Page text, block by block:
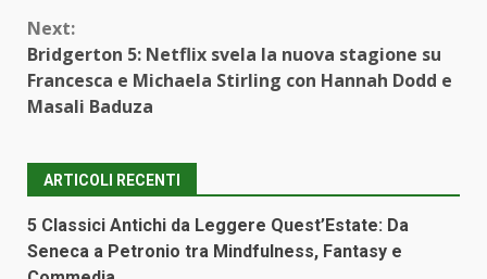
Next:
Bridgerton 5: Netflix svela la nuova stagione su
Francesca e Michaela Stirling con Hannah Dodd e
Masali Baduza
ARTICOLI RECENTI
5 Classici Antichi da Leggere Quest’Estate: Da
Seneca a Petronio tra Mindfulness, Fantasy e